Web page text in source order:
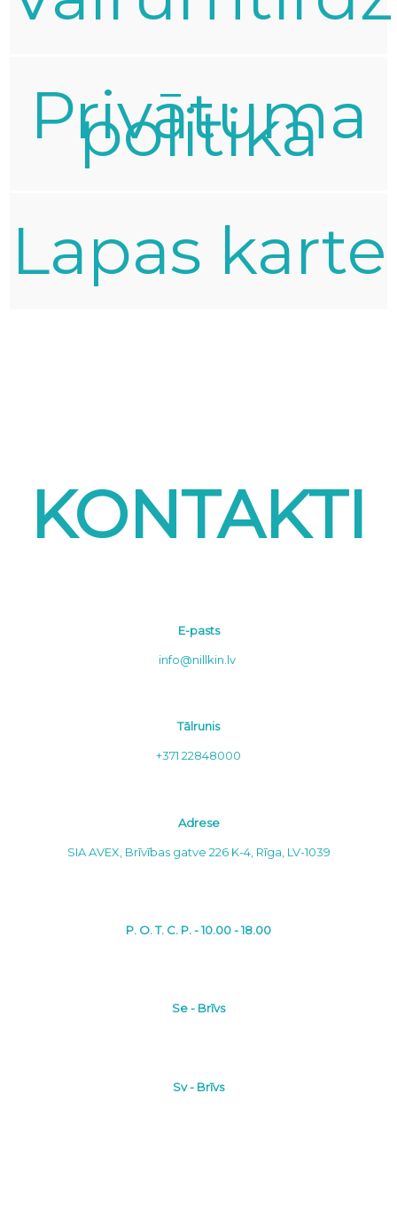
Privātuma
politika
Lapas karte
KONTAKTI
E-pasts
info@nillkin.lv
Tālrunis
+371 22848000
Adrese
SIA AVEX, Brīvības gatve 226 K-4, Rīga, LV-1039
P. O. T. C. P. - 10.00 - 18.00
Se - Brīvs
Sv - Brīvs